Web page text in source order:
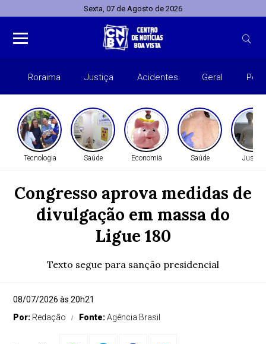
Sexta, 07 de Agosto de 2026
Roraima Justiça Acidentes Geral
Tecnologia Saúde Economia Saúde Justiça
Congresso aprova medidas de
divulgação em massa do
Ligue 180
Texto segue para sanção presidencial
08/07/2026 às 20h21
Por: Redação Fonte:Agência Brasil